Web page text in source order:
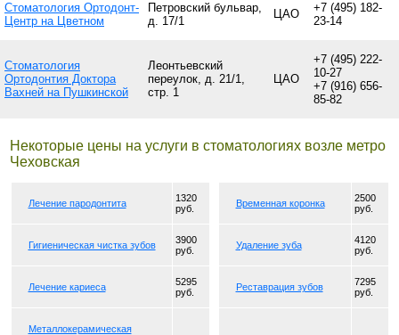
Стоматология Ортодонт-
Центр на Цветном
Петровский бульвар,
д. 17/1
ЦАО
+7 (495) 182-
23-14
Стоматология
Ортодонтия Доктора
Вахней на Пушкинской
Леонтьевский
переулок, д. 21/1,
стр. 1
ЦАО
+7 (495) 222-
10-27
+7 (916) 656-
85-82
Некоторые цены на услуги в стоматологиях возле метро
Чеховская
Лечение пародонтита
1320
руб.
Временная коронка
2500
руб.
Гигиеническая чистка зубов
3900
руб.
Удаление зуба
4120
руб.
Лечение кариеса
5295
руб.
Реставрация зубов
7295
руб.
Металлокерамическая